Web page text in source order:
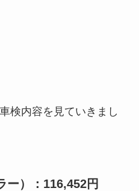
検内容を見ていきまし
ー）：116,452円